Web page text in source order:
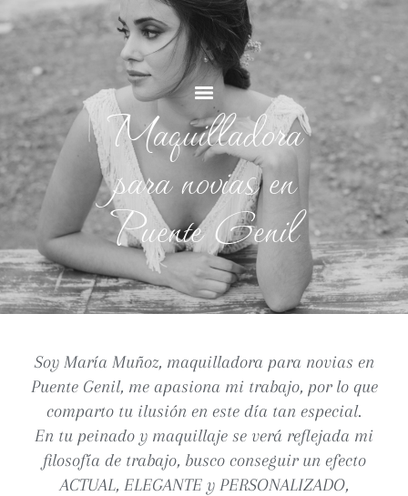
Maquilladora
para novias en
Puente Genil
Soy María Muñoz, maquilladora para novias en
Puente Genil, me apasiona mi trabajo, por lo que
comparto tu ilusión en este día tan especial.
En tu peinado y maquillaje se verá reflejada mi
filosofía de trabajo, busco conseguir un efecto
ACTUAL, ELEGANTE y PERSONALIZADO,